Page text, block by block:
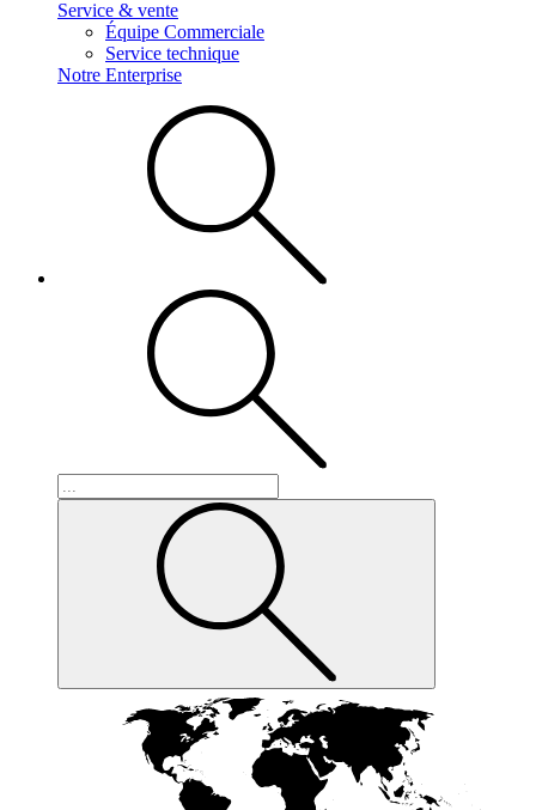
Service & vente
Équipe Commerciale
Service technique
Notre Enterprise